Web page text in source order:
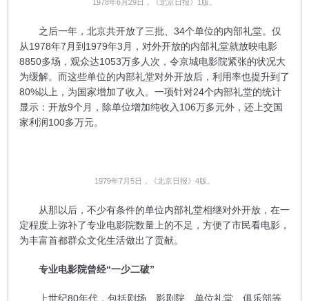
1978年6月29日，《北京日报》1版。
之后一年，北京共开放了三批、34个单位的内部礼堂。仅
从1978年7月到1979年3月，对外开放的内部礼堂就放映电影
8850多场，观众达1053万多人次，令京城电影院紧张的状况大
为缓解。而这些单位的内部礼堂对外开放后，利用率也提升到了
80%以上，为国家增加了收入。一项针对24个内部礼堂的统计
显示：开放9个月，除单位增加纯收入106万多元外，还上交国
家利润100多万元。
1979年7月5日，《北京日报》4版。
从那以后，不少有条件的单位内部礼堂相继对外开放，在一
定程度上弥补了专业电影院数量上的不足，方便了市民看电影，
为丰富首都群众文化生活做出了贡献。
专业电影院曾经“一少二破”
上世纪80年代，包括剧场、影剧院、单位礼堂、俱乐部等